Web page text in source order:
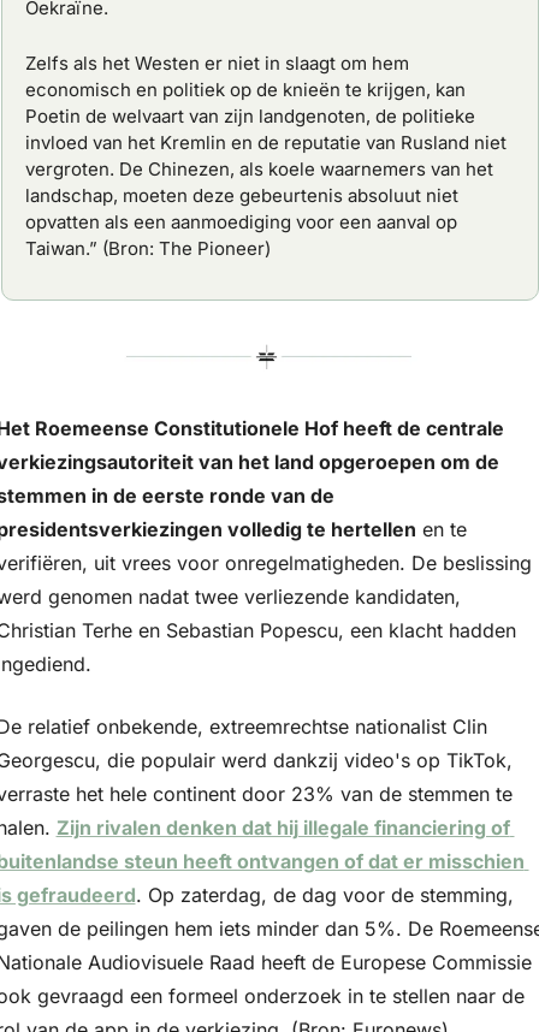
Oekraïne.
Zelfs als het Westen er niet in slaagt om hem
economisch en politiek op de knieën te krijgen, kan
Poetin de welvaart van zijn landgenoten, de politieke
invloed van het Kremlin en de reputatie van Rusland niet
vergroten. De Chinezen, als koele waarnemers van het
landschap, moeten deze gebeurtenis absoluut niet
opvatten als een aanmoediging voor een aanval op
Taiwan.” (Bron: The Pioneer)
Roemeense Constitutionele Hof heeft de centrale
van het land opgeroepen om de
in de eerste ronde van de
volledig te hertellen en te
uit vrees voor onregelmatigheden. De beslissing
genomen nadat twee verliezende kandidaten,
Terhe en Sebastian Popescu, een klacht hadden
relatief onbekende, extreemrechtse nationalist Clin
die populair werd dankzij video's op TikTok,
het hele continent door 23% van de stemmen te
Zijn rivalen denken dat hij illegale financiering of
steun heeft ontvangen of dat er misschien
gefraudeerd. Op zaterdag, de dag voor de stemming,
de peilingen hem iets minder dan 5%. De
Audiovisuele Raad heeft de Europese Commissie
gevraagd een formeel onderzoek in te stellen naar de